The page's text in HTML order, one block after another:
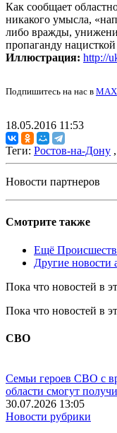
Как сообщает
никакого умысла,
либо вражды,
пропаганду
Иллюстрация: http://
Подпишитесь на нас в MAX
18.05.2016 11:53
Теги: Ростов-на-Дону ,
Новости партнеров
Смотрите также
Ещё
Другие новости
Пока что новостей в
Пока что новостей в
СВО
Семьи героев СВО с
области смогут
30.07.2026 13:05
Новости рубрики